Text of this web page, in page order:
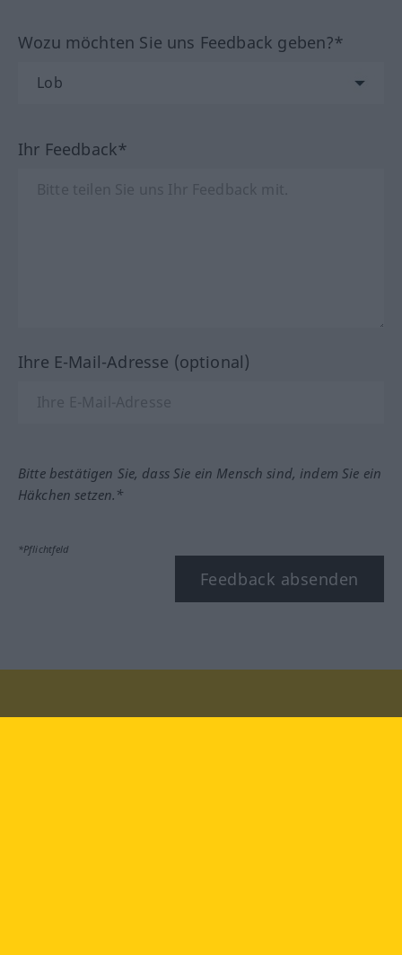
Wozu möchten Sie uns Feedback geben?*
Ihr Feedback*
Ihre E-Mail-Adresse (optional)
Bitte bestätigen Sie, dass Sie ein Mensch sind, indem Sie ein
Häkchen setzen.*
*Pflichtfeld
Feedback absenden
Besuchen Sie uns auf: